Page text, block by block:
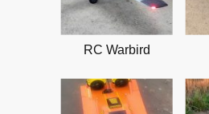
RC Warbird